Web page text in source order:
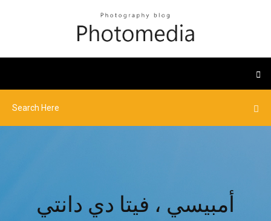
أمبيسي ، فيتا دي دانتي